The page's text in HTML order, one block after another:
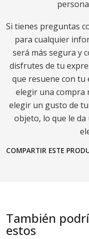
Si tienes preguntas
para cualquier
será más segura y
disfrutes de tu
que resuene con tu
elegir una compra
elegir un gusto de
objeto, lo que le
COMPARTIR ESTE
También
estos